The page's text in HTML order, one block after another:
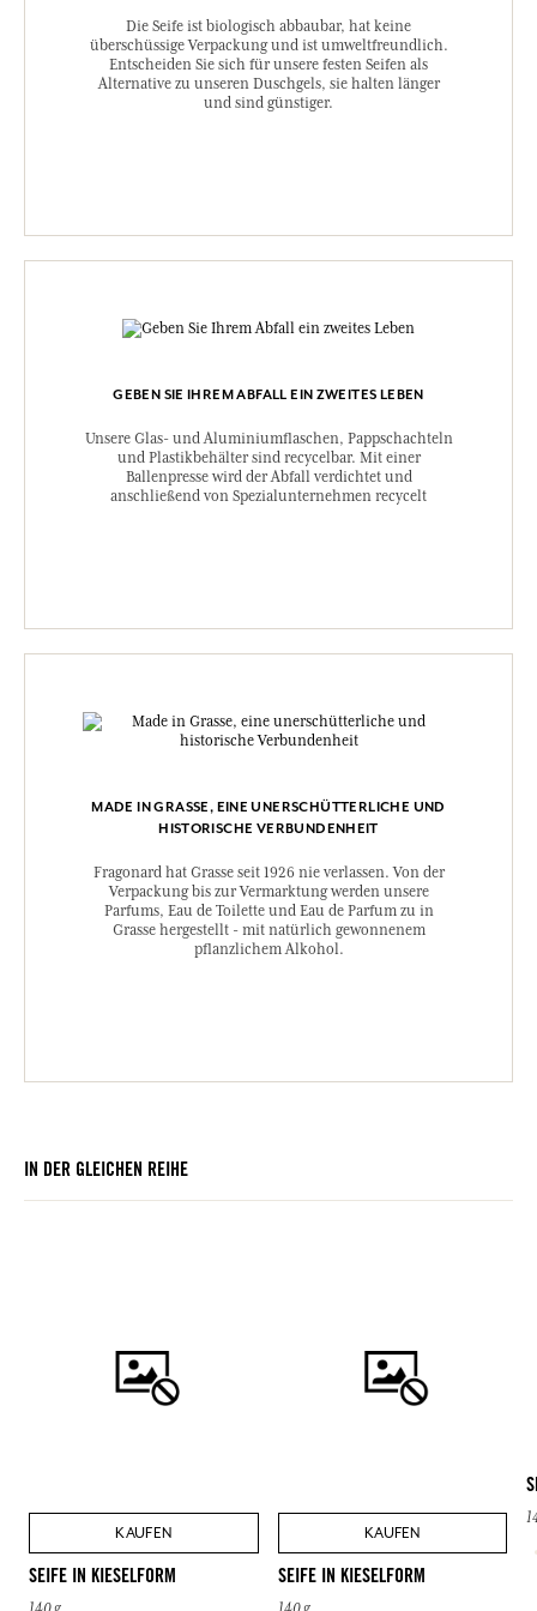
Die Seife ist biologisch abbaubar, hat keine
überschüssige Verpackung und ist umweltfreundlich.
Entscheiden Sie sich für unsere festen Seifen als
Alternative zu unseren Duschgels, sie halten länger
und sind günstiger.
GEBEN SIE IHREM ABFALL EIN ZWEITES LEBEN
Unsere Glas- und Aluminiumflaschen, Pappschachteln
und Plastikbehälter sind recycelbar. Mit einer
Ballenpresse wird der Abfall verdichtet und
anschließend von Spezialunternehmen recycelt
MADE IN GRASSE, EINE UNERSCHÜTTERLICHE UND
HISTORISCHE VERBUNDENHEIT
Fragonard hat Grasse seit 1926 nie verlassen. Von der
Verpackung bis zur Vermarktung werden unsere
Parfums, Eau de Toilette und Eau de Parfum zu in
Grasse hergestellt - mit natürlich gewonnenem
pflanzlichem Alkohol.
IN DER GLEICHEN REIHE
KAUFEN
SEIFE IN KIESELFORM
KAUFEN
SEIFE IN KIESELFORM